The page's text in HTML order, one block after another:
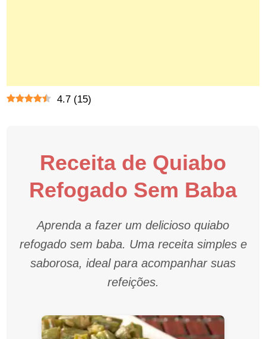
4.7 (15)
Receita de Quiabo
Refogado Sem Baba
Aprenda a fazer um delicioso quiabo
refogado sem baba. Uma receita simples e
saborosa, ideal para acompanhar suas
refeições.